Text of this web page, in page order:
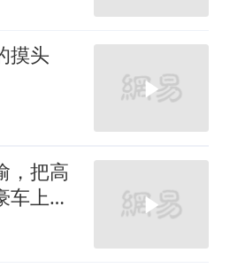
摸头
，把高
车上，